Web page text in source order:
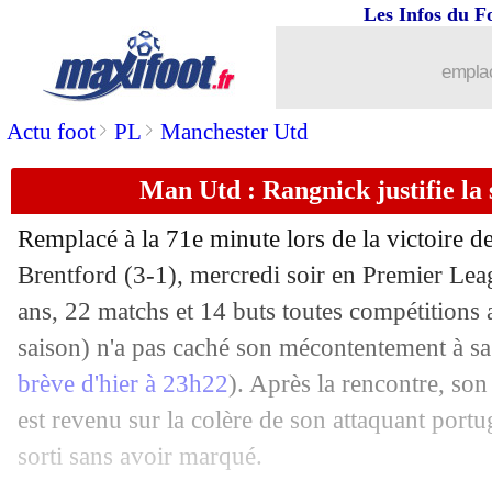
Actu foot> PL > Manchester Utd
Les Infos du
Man Utd : Rangnick justifie la
Remplacé à la 71e minute lors de la victoire
Brentford (3-1), mercredi soir en Premier
ans, 22 matchs et 14 buts toutes compétitions
saison) n'a pas caché son mécontentement à
brève d'hier à 23h22). Après la rencontre,
est revenu sur la colère de son attaquant
sorti sans avoir marqué.
Salernitana
20/01 OM
20/01 FIFA: de nouvelles règles pour les
20/01 OM: Caleta-Car proposé au Milan
20/01 Sondage MF: le Real, compliqué
20/01 Newcastle: ça chauffe pour Diego
20/01 Juve: Arsenal négocie pour Arthur,
20/01 Barça: Dembélé n'a joué que 52%